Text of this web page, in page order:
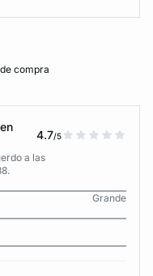
compra
4.7/5
a las
Grande